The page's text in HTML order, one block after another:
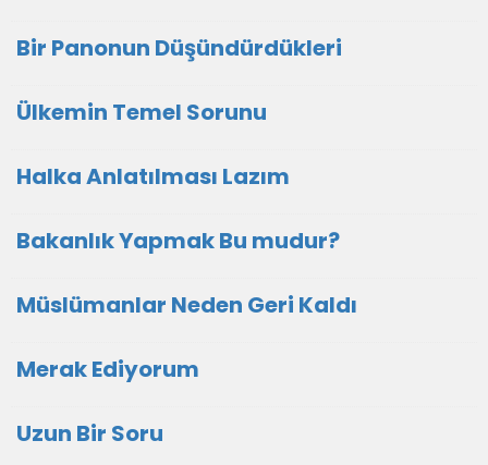
Bir Panonun Düşündürdükleri
Ülkemin Temel Sorunu
Halka Anlatılması Lazım
Bakanlık Yapmak Bu mudur?
Müslümanlar Neden Geri Kaldı
Merak Ediyorum
Uzun Bir Soru